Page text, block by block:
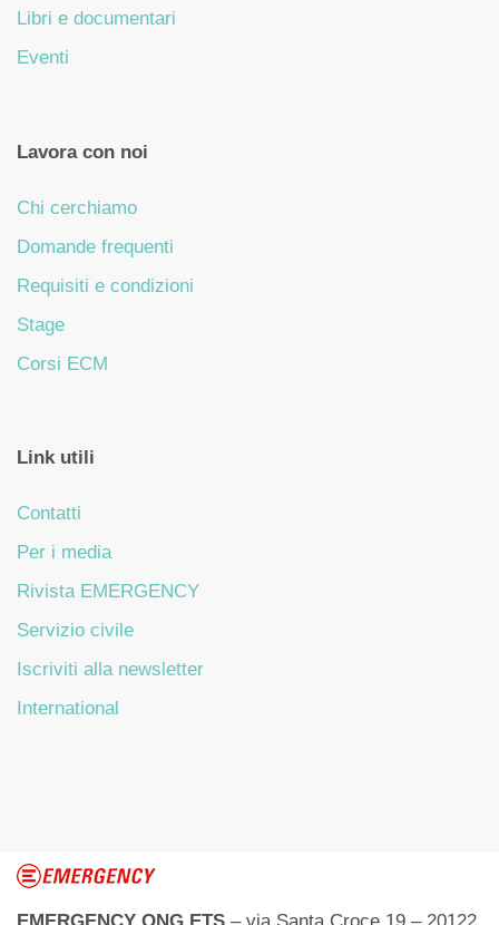
Libri e documentari
Eventi
Lavora con noi
Chi cerchiamo
Domande frequenti
Requisiti e condizioni
Stage
Corsi ECM
Link utili
Contatti
Per i media
Rivista EMERGENCY
Servizio civile
Iscriviti alla newsletter
International
EMERGENCY ONG ETS – via Santa Croce 19 – 20122